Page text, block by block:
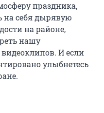
праздника,
на себя дырявую
на районе,
нашу
И если
улыбнетесь